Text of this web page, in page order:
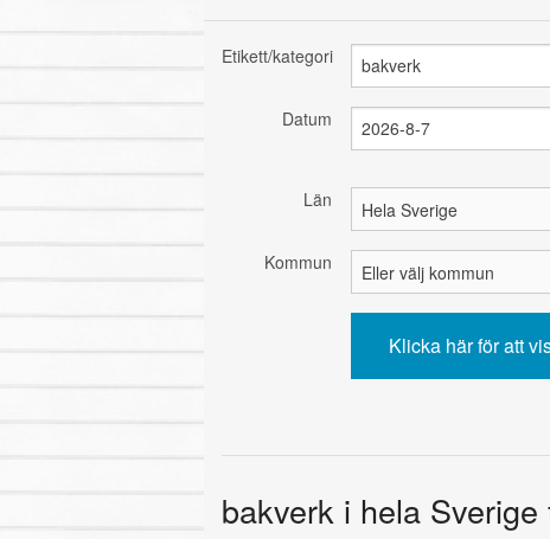
Etikett/kategori
Datum
Län
Kommun
bakverk i hela